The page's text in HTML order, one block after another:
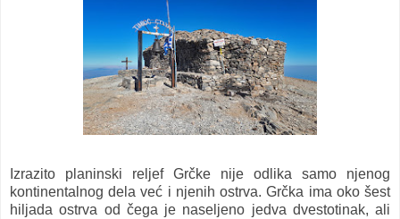
Izrazito planinski reljef Grčke nije odlika samo njenog
kontinentalnog dela već i njenih ostrva. Grčka ima oko šest
hiljada ostrva od čega je naseljeno jedva dvestotinak, ali